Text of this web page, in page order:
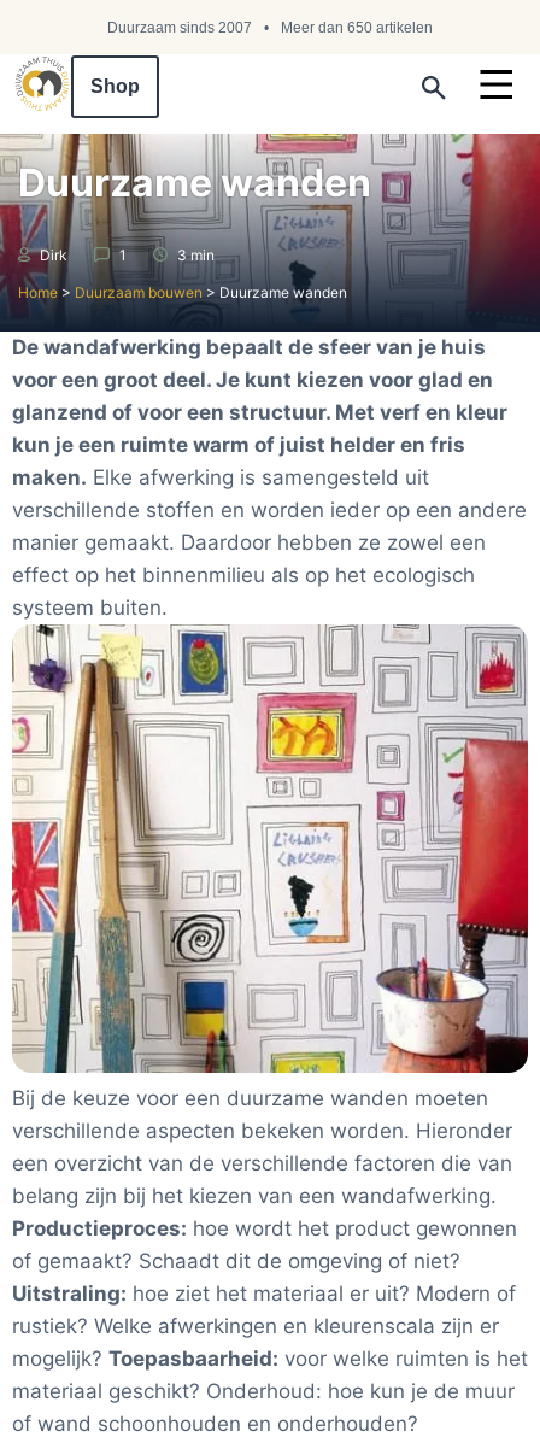
Duurzaam sinds 2007 Meer dan 650 artikelen
Shop
Duurzame wanden
Dirk 1 3 min
Home > Duurzaam bouwen > Duurzame wanden
De wandafwerking bepaalt de sfeer van je huis
voor een groot deel. Je kunt kiezen voor glad en
glanzend of voor een structuur. Met verf en kleur
kun je een ruimte warm of juist helder en fris
maken. Elke afwerking is samengesteld uit
verschillende stoffen en worden ieder op een andere
manier gemaakt. Daardoor hebben ze zowel een
effect op het binnenmilieu als op het ecologisch
systeem buiten.
Bij de keuze voor een duurzame wanden moeten
verschillende aspecten bekeken worden. Hieronder
een overzicht van de verschillende factoren die van
belang zijn bij het kiezen van een wandafwerking.
Productieproces: hoe wordt het product gewonnen
of gemaakt? Schaadt dit de omgeving of niet?
Uitstraling: hoe ziet het materiaal er uit? Modern of
rustiek? Welke afwerkingen en kleurenscala zijn er
mogelijk? Toepasbaarheid: voor welke ruimten is het
materiaal geschikt? Onderhoud: hoe kun je de muur
of wand schoonhouden en onderhouden?